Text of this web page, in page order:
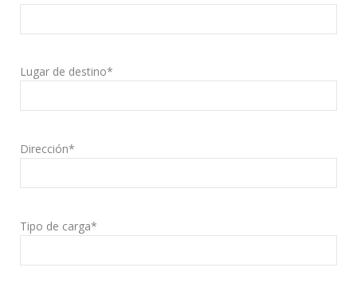
Lugar de destino*
Dirección*
Tipo de carga*